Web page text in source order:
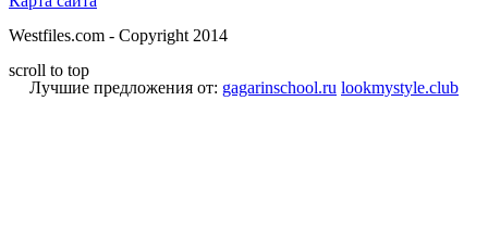
Westfiles.com - Copyright 2014
scroll to top
Лучшие предложения от: gagarinschool.ru lookmystyle.club